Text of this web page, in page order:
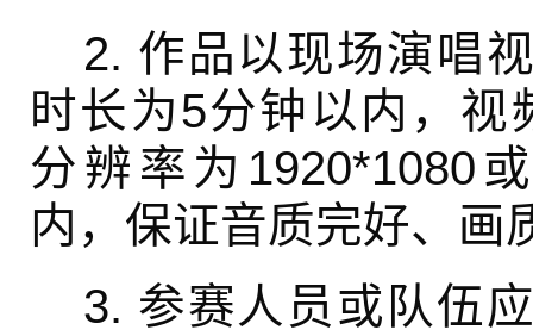
2. 作品以现场演唱
时长为5分钟以内，视
分辨率为1920*1080
内，保证音质完好、画
3. 参赛人员或队伍